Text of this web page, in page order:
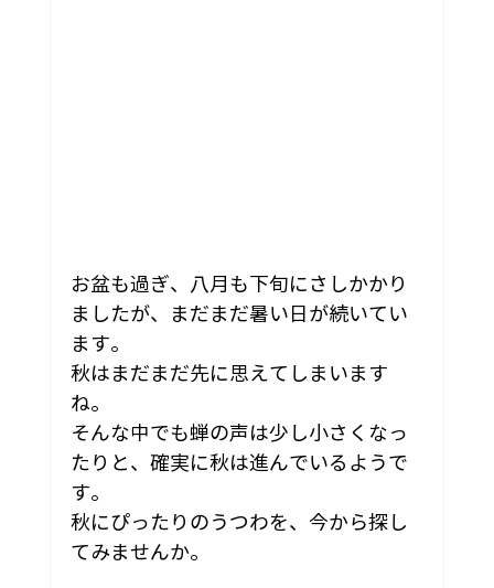
お盆も過ぎ、八月も下旬にさしかかり
ましたが、まだまだ暑い日が続いてい
ます。
秋はまだまだ先に思えてしまいます
ね。
そんな中でも蝉の声は少し小さくなっ
たりと、確実に秋は進んでいるようで
す。
秋にぴったりのうつわを、今から探し
てみませんか。